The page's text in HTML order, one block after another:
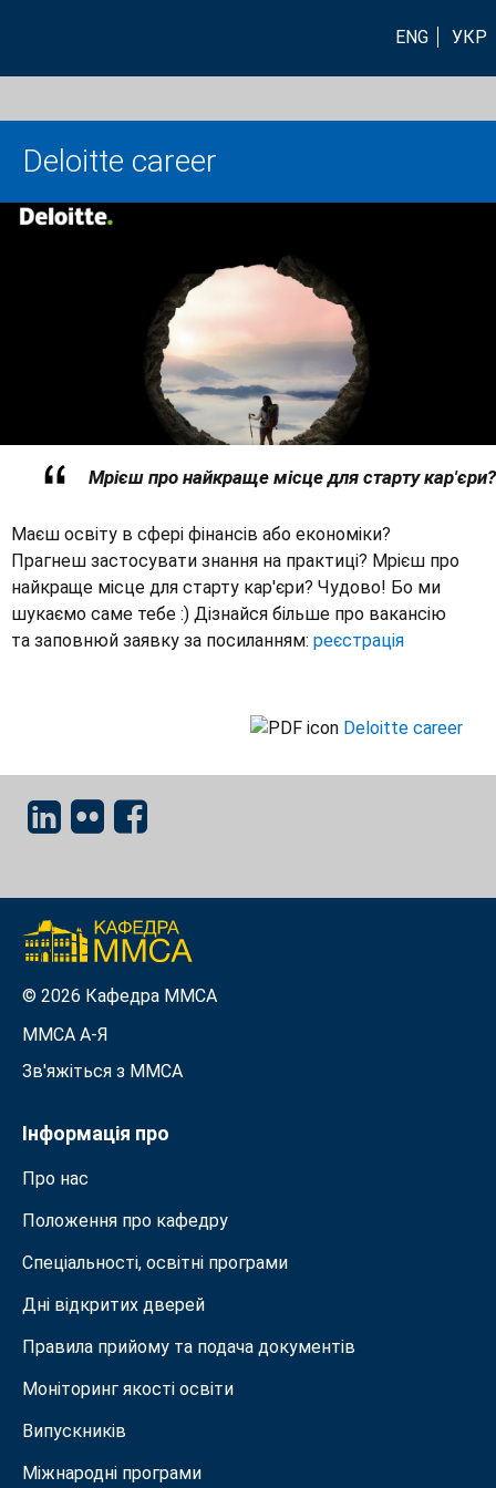
ENG УКР
Deloitte career
Мрієш про найкраще місце для старту кар'єри?
Маєш освіту в сфері фінансів або економіки?
Прагнеш застосувати знання на практиці? Мрієш про
найкраще місце для старту кар'єри? Чудово! Бо ми
шукаємо саме тебе :) Дізнайся більше про вакансію
та заповнюй заявку за посиланням: реєстрація
Deloitte career
© 2026 Кафедра ММСА
ММСА A-Я
Зв'яжіться з MMСА
Інформація про
Про нас
Положення про кафедру
Спеціальності, освітні програми
Дні відкритих дверей
Правила прийому та подача документiв
Моніторинг якості освіти
Випускників
Міжнародні програми